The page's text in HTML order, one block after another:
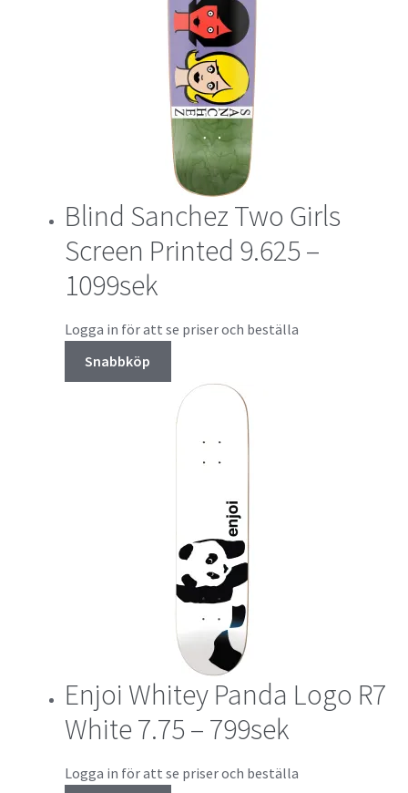
Blind Sanchez Two Girls
Screen Printed 9.625 –
1099sek
Logga in för att se priser och beställa
Snabbköp
Enjoi Whitey Panda Logo R7
White 7.75 – 799sek
Logga in för att se priser och beställa